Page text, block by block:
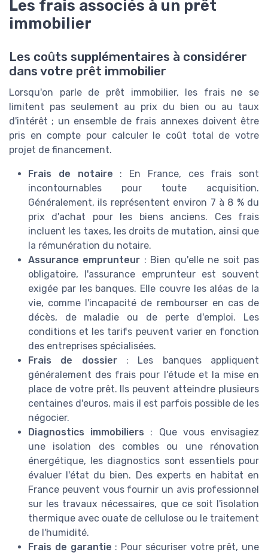
Les frais associés à un prêt
immobilier
Les coûts supplémentaires à considérer
dans votre prêt immobilier
Lorsqu'on parle de prêt immobilier, les frais ne se
limitent pas seulement au prix du bien ou au taux
d'intérêt ; un ensemble de frais annexes doivent être
pris en compte pour calculer le coût total de votre
projet de financement.
Frais de notaire : En France, ces frais sont
incontournables pour toute acquisition.
Généralement, ils représentent environ 7 à 8 % du
prix d'achat pour les biens anciens. Ces frais
incluent les taxes, les droits de mutation, ainsi que
la rémunération du notaire.
Assurance emprunteur : Bien qu'elle ne soit pas
obligatoire, l'assurance emprunteur est souvent
exigée par les banques. Elle couvre les aléas de la
vie, comme l'incapacité de rembourser en cas de
décès, de maladie ou de perte d'emploi. Les
conditions et les tarifs peuvent varier en fonction
des entreprises spécialisées.
Frais de dossier: Les banques appliquent
généralement des frais pour l'étude et la mise en
place de votre prêt. Ils peuvent atteindre plusieurs
centaines d'euros, mais il est parfois possible de les
négocier.
Diagnostics immobiliers : Que vous envisagiez
une isolation des combles ou une rénovation
énergétique, les diagnostics sont essentiels pour
évaluer l'état du bien. Des experts en habitat en
France peuvent vous fournir un avis professionnel
sur les travaux nécessaires, que ce soit l'isolation
thermique avec ouate de cellulose ou le traitement
de l'humidité.
Frais de garantie : Pour sécuriser votre prêt, une